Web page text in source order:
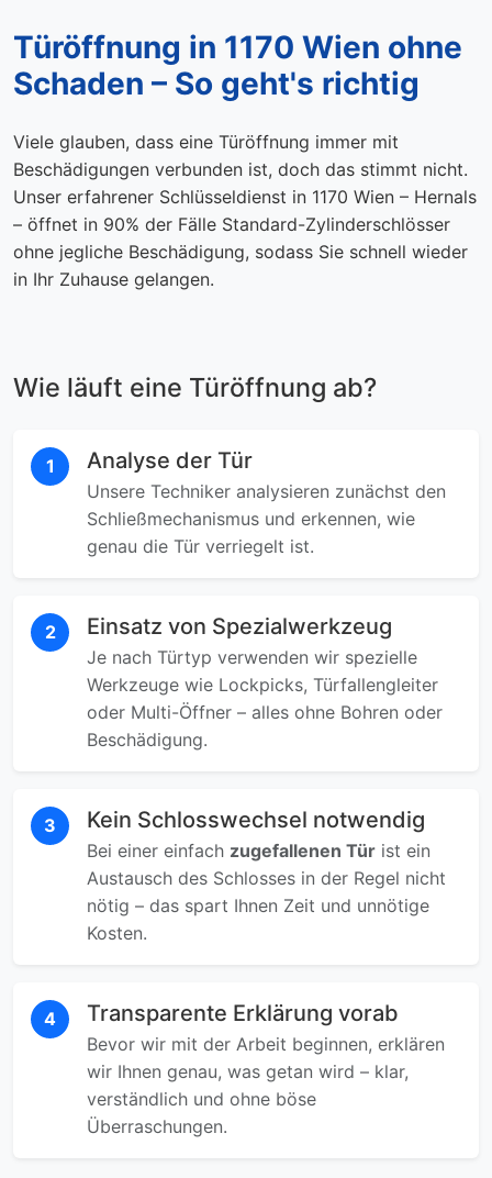
Türöffnung in 1170 Wien ohne
Schaden – So geht's richtig
Viele glauben, dass eine Türöffnung immer mit
Beschädigungen verbunden ist, doch das stimmt nicht.
Unser erfahrener Schlüsseldienst in 1170 Wien – Hernals
– öffnet in 90% der Fälle Standard-Zylinderschlösser
ohne jegliche Beschädigung, sodass Sie schnell wieder
in Ihr Zuhause gelangen.
Wie läuft eine Türöffnung ab?
1 Analyse der Tür
Unsere Techniker analysieren zunächst den
Schließmechanismus und erkennen, wie
genau die Tür verriegelt ist.
2 Einsatz von Spezialwerkzeug
Je nach Türtyp verwenden wir spezielle
Werkzeuge wie Lockpicks, Türfallengleiter
oder Multi-Öffner – alles ohne Bohren oder
Beschädigung.
3 Kein Schlosswechsel notwendig
Bei einer einfach zugefallenen Tür ist ein
Austausch des Schlosses in der Regel nicht
nötig – das spart Ihnen Zeit und unnötige
Kosten.
4 Transparente Erklärung vorab
Bevor wir mit der Arbeit beginnen, erklären
wir Ihnen genau, was getan wird – klar,
verständlich und ohne böse
Überraschungen.